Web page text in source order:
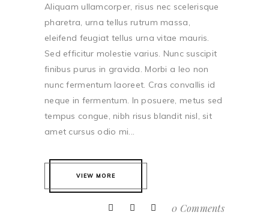
Aliquam ullamcorper, risus nec scelerisque
pharetra, urna tellus rutrum massa,
eleifend feugiat tellus urna vitae mauris.
Sed efficitur molestie varius. Nunc suscipit
finibus purus in gravida. Morbi a leo non
nunc fermentum laoreet. Cras convallis id
neque in fermentum. In posuere, metus sed
tempus congue, nibh risus blandit nisl, sit
amet cursus odio mi...
VIEW MORE
0 Comments